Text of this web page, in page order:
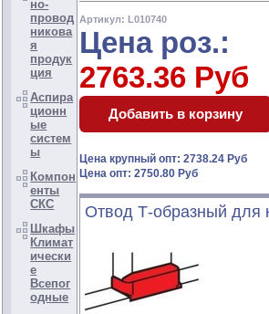
но-
провод
никова
я
продук
ция
Аспира
ционн
ые
систем
ы
Компон
енты
СКС
Шкафы
Климат
ически
е
Всепог
одные
Артикул: L010740
Цена роз.:
2763.36 Руб
Цена крупный опт: 2738.24 Руб
Цена опт: 2750.80 Руб
Отвод Т-образный для